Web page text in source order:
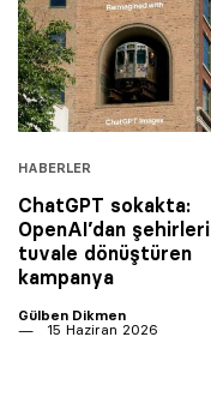
HABERLER
ChatGPT sokakta:
OpenAI’dan şehirleri
tuvale dönüştüren
kampanya
Gülben Dikmen
15 Haziran 2026